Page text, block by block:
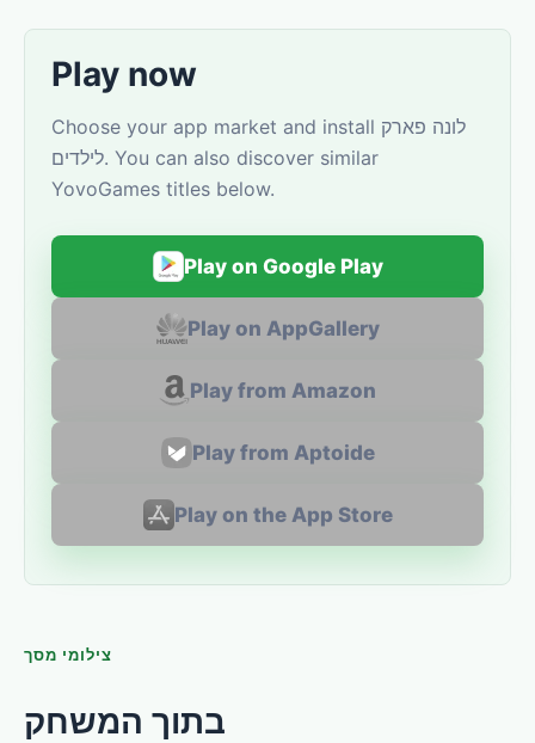
Play now
Choose your app market and install לונה פארק
לילדים. You can also discover similar
YovoGames titles below.
Play on Google Play
Play on AppGallery
Play from Amazon
Play from Aptoide
Play on the App Store
צילומי מסך
בתוך המשחק